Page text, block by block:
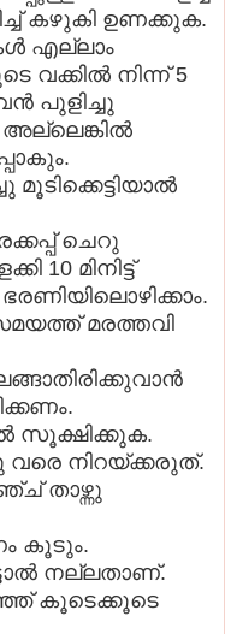
കഴുകി ഉണക്കുക.
എല്ലാം
വക്കിൽ നിന്ന് 5
പുളിച്ചു
ചെറു
10 മിനിട്ട്
മരത്തവി
സൂക്ഷിക്കുക.
വരെ നിറയ്ക്കരുത്.
താഴ്ന്നു
കൂടും.
നല്ലതാണ്.
കൂടെക്കൂടെ